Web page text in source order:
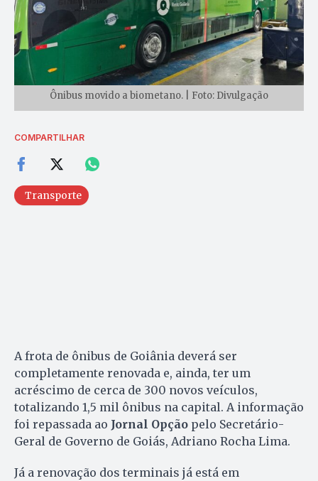
Ônibus movido a biometano. | Foto: Divulgação
COMPARTILHAR
Transporte
A frota de ônibus de Goiânia deverá ser
completamente renovada e, ainda, ter um
acréscimo de cerca de 300 novos veículos,
totalizando 1,5 mil ônibus na capital. A informação
foi repassada ao Jornal Opção pelo Secretário-
Geral de Governo de Goiás, Adriano Rocha Lima.
Já a renovação dos terminais já está em